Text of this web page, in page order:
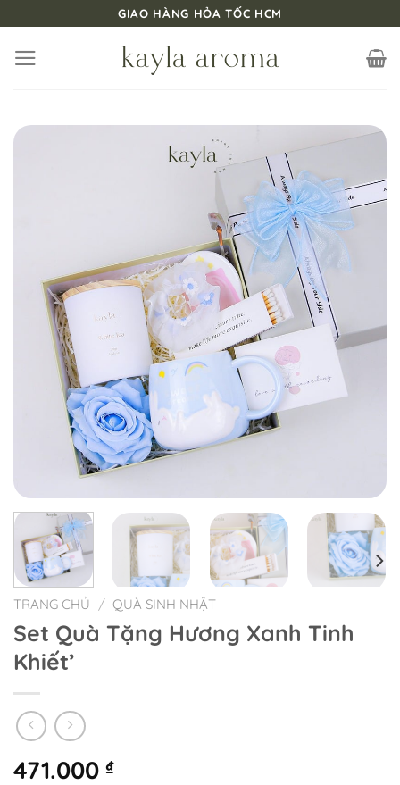
nội
GIAO HÀNG HỎA TỐC HCM
TRANG CHỦ / QUÀ SINH NHẬT
Set Quà Tặng Hương Xanh Tinh
Khiết’
471.000 ₫